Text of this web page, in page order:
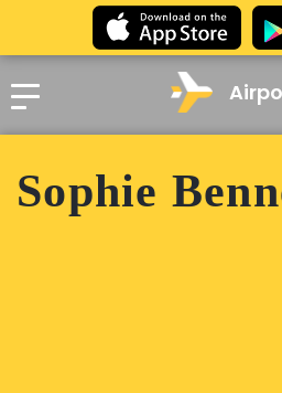
Sophie